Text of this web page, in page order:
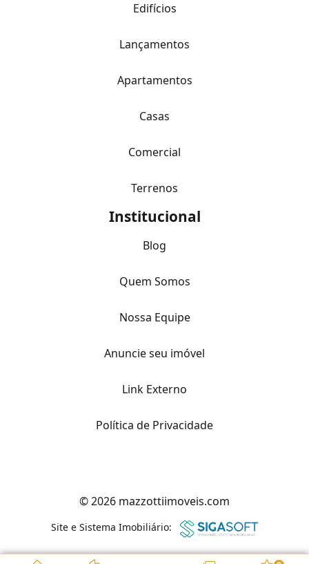
Edifícios
Lançamentos
Apartamentos
Casas
Comercial
Terrenos
Institucional
Blog
Quem Somos
Nossa Equipe
Anuncie seu imóvel
Link Externo
Política de Privacidade
© 2026 mazzottiimoveis.com
Site e Sistema Imobiliário: